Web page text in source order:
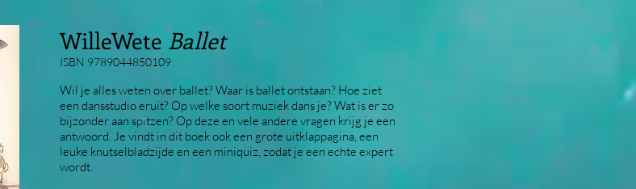
WilleWeteBallet
ISBN 9789044850109
Wil je alles weten over ballet? Waar is ballet ontstaan? Hoe ziet
een dansstudio eruit? Op welke soort muziek dans je? Wat is er zo
bijzonder aan spitzen? Op deze en vele andere vragen krijg je een
antwoord. Je vindt in dit boek ook een grote uitklappagina, een
leuke knutselbladzijde en een miniquiz, zodat je een echte expert
wordt.